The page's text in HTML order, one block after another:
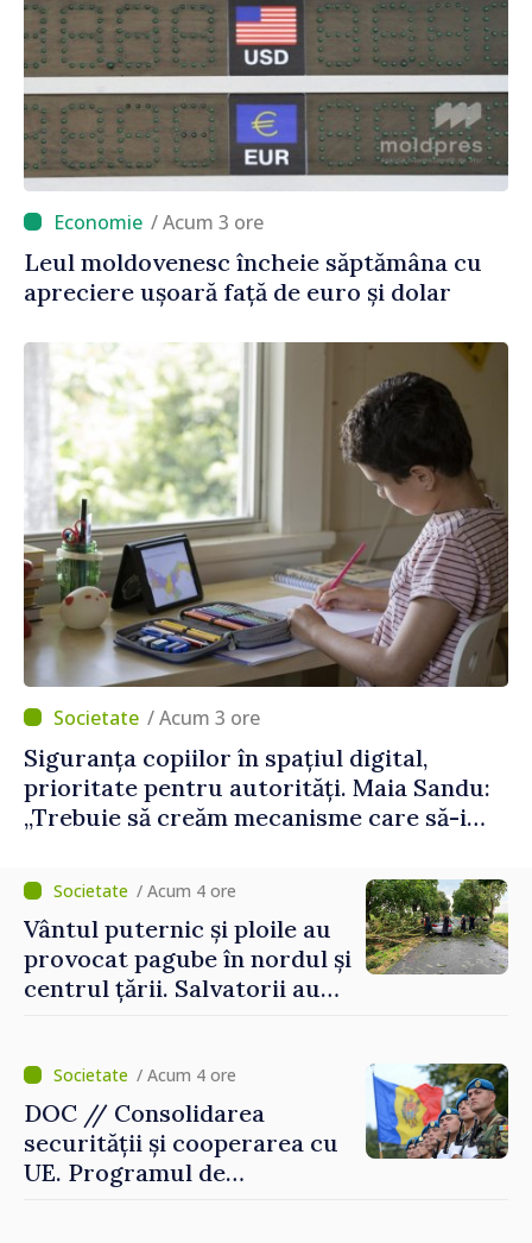
/ Acum 3 ore
Leul moldovenesc încheie săptămâna cu
apreciere ușoară față de euro și dolar
/ Acum 3 ore
Siguranța copiilor în spațiul digital,
prioritate pentru autorități. Maia Sandu:
„Trebuie să creăm mecanisme care să-i
/ Acum 4 ore
Vântul puternic și ploile au
provocat pagube în nordul și
centrul țării. Salvatorii au
/ Acum 4 ore
DOC // Consolidarea
securității și cooperarea cu
UE. Programul de